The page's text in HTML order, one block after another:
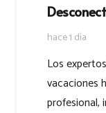
hace 1 día
Los
vacaciones
profesional,